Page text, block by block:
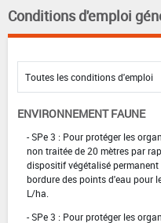
Conditions d'emploi
ENVIRONNEMENT FAUNE
- SPe 3 : Pour protéger les
non traitée de 20 mètres par
dispositif végétalisé
bordure des points d'eau pour
L/ha.
- SPe 3 : Pour protéger les